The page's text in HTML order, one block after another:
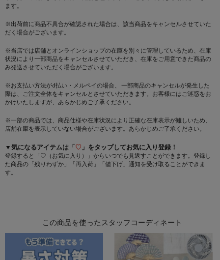
ます。
※出荷前に商品不具合が確認された場合は、該当商品をキャンセルさせていた
だく場合がございます。
※当店では店舗とオンラインショップの在庫を別々に管理しているため、在庫
状況により一部商品をキャンセルさせていただき、在庫をご用意できた商品の
み発送させていただく場合がございます。
※お支払い方法がd払い・メルペイの場合、 一部商品のキャンセルが発生した
際は、ご注文全体をキャンセルとさせていただきます。お客様にはご迷惑をお
かけいたしますが、あらかじめご了承ください。
※一部の商品では、商品仕様や在庫状況により正確な在庫表示が難しいため、
店舗在庫を表示していない場合がございます。あらかじめご了承ください。
▼気になるアイテムは「♡ 」をタップしてお気に入り登録！
登録すると「♡（お気に入り）」からいつでも見返すことができます。登録し
た商品の「残りわずか」「再入荷」「値下げ」通知を受け取ることができま
す。
この商品を使ったスタッフコーディネート